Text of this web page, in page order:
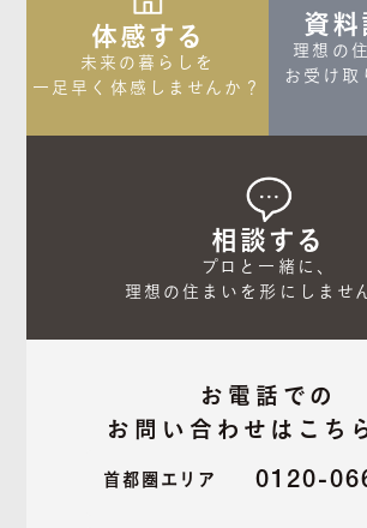
体感する
未来の暮らしを
一足早く体感しませんか？
資料
理想の
お受け取
相談する
プロと一緒に、
理想の住まいを形にしませ
お電話での
お問い合わせはこち
首都圏エリア 0120-